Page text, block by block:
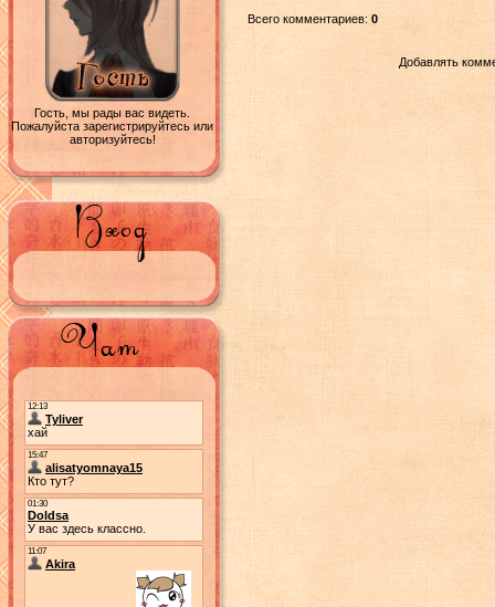
Гость, мы рады вас видеть.
Пожалуйста зарегистрируйтесь или
авторизуйтесь!
Всего комментариев: 0
Добавлять